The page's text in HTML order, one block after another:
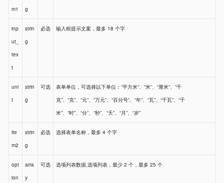
m1
g
inp
ut_
tex
t
strin
g
必选 输入框提示文案，最多 18 个字
uni
t
strin
g
可选
表单单位，可选择以下单位：“平方米”、“米”、“厘米”、“千
克”、“克”、“元”、“万元”、“百分号”、“年”、“瓦”、“千瓦”、“千
米”、“时”、“分”、“秒”、“天”、“月”、“岁”
ite
m2
strin
g
必选 选择表单名称，最多 4 个字
opt
ion
arra
y
可选 选项列表数据,选项列表，最少 2 个，最多 25 个